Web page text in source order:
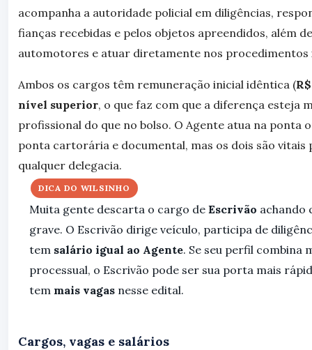
acompanha a autoridade policial em diligências,
fianças recebidas e pelos objetos apreendidos, além
automotores e atuar diretamente nos procedimentos
Ambos os cargos têm remuneração inicial idêntica (
nível superior, o que faz com que a diferença esteja
profissional do que no bolso. O Agente atua na ponta
ponta cartorária e documental, mas os dois são vitais
qualquer delegacia.
DICA DO WILSINHO
Muita gente descarta o cargo de Escrivão achando
grave. O Escrivão dirige veículo, participa de
tem salário igual ao Agente. Se seu perfil combina
processual, o Escrivão pode ser sua porta mais
tem mais vagas nesse edital.
Cargos, vagas e salários